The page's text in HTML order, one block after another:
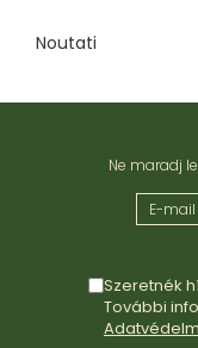
Noutati
Ne maradj
Szeretnék
További